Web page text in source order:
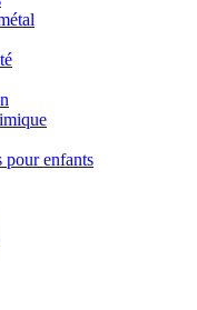
pour enfants